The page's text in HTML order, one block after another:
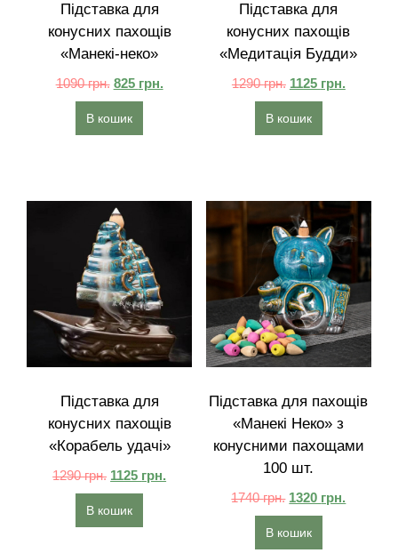
Підставка для
конусних пахощів
«Манекі-неко»
1090грн. 825 грн.
В кошик
Підставка для
конусних пахощів
«Медитація Будди»
1290грн. 1125 грн.
В кошик
Підставка для
конусних пахощів
«Корабель удачі»
1290грн. 1125 грн.
В кошик
Підставка для пахощів
«Манекі Неко» з
конусними пахощами
100 шт.
1740грн. 1320 грн.
В кошик